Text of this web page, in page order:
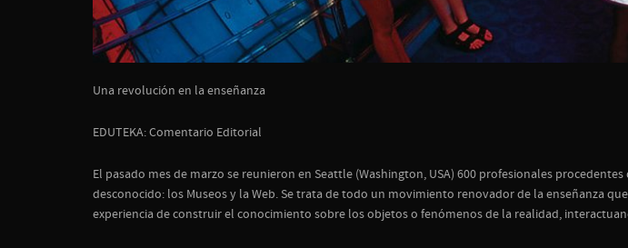
Una revolución en la enseñanza
EDUTEKA: Comentario Editorial
El pasado mes de marzo se reunieron en Seattle (Washington, USA) 600 profesionales
desconocido: los Museos y la Web. Se trata de todo un movimiento renovador de la enseñanza
experiencia de construir el conocimiento sobre los objetos o fenómenos de la realidad,